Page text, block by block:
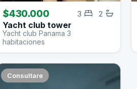
$430.000 2
3
Yacht club tower
Yacht club Panama 3
habitaciones
Consultare